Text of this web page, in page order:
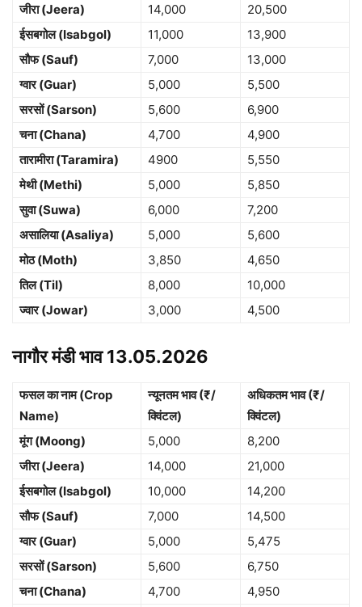
जीरा (Jeera)
14,000
20,500
ईसबगोल (Isabgol)
11,000
13,900
सौफ (Sauf)
7,000
13,000
ग्वार (Guar)
5,000
5,500
सरसों (Sarson)
5,600
6,900
चना (Chana)
4,700
4,900
तारामीरा (Taramira)
4900
5,550
मेथी (Methi)
5,000
5,850
सुवा (Suwa)
6,000
7,200
असालिया (Asaliya)
5,000
5,600
मोठ (Moth)
3,850
4,650
तिल (Til)
8,000
10,000
ज्वार (Jowar)
3,000 4,500
नागौर मंडी भाव 13.05.2026
फसल का नाम (Crop
Name)
न्यूनतम भाव (₹/
क्विंटल)
अधिकतम भाव (₹/
क्विंटल)
मूंग (Moong)
5,000
8,200
जीरा (Jeera)
14,000
21,000
ईसबगोल (Isabgol)
10,000
14,200
सौफ (Sauf)
7,000
14,500
ग्वार (Guar)
5,000
5,475
सरसों (Sarson)
5,600
6,750
चना (Chana)
4,700
4,950